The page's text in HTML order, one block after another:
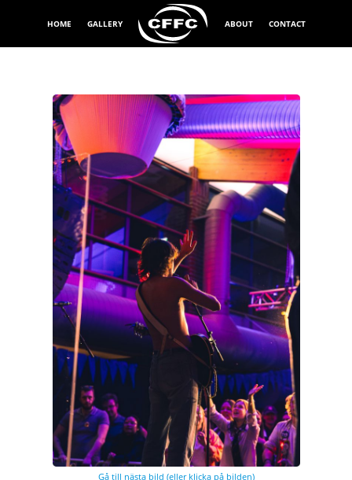
HOME GALLERY ABOUT CONTACT
Gå till nästa bild (eller klicka på bilden)
Exponeringstid
1/200 sek
Bländare
f/2.8
Kamera
Canon EOS R6